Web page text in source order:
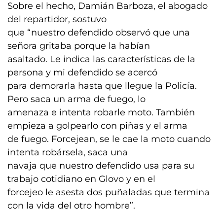
Sobre el hecho, Damián Barboza, el abogado
del repartidor, sostuvo
que “nuestro defendido observó que una
señora gritaba porque la habían
asaltado. Le indica las características de la
persona y mi defendido se acercó
para demorarla hasta que llegue la Policía.
Pero saca un arma de fuego, lo
amenaza e intenta robarle moto. También
empieza a golpearlo con piñas y el arma
de fuego. Forcejean, se le cae la moto cuando
intenta robársela, saca una
navaja que nuestro defendido usa para su
trabajo cotidiano en Glovo y en el
forcejeo le asesta dos puñaladas que termina
con la vida del otro hombre”.